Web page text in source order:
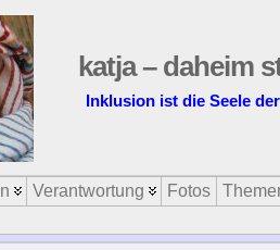
katja – daheim
Inklusion ist die Seele
Verantwortung Fotos